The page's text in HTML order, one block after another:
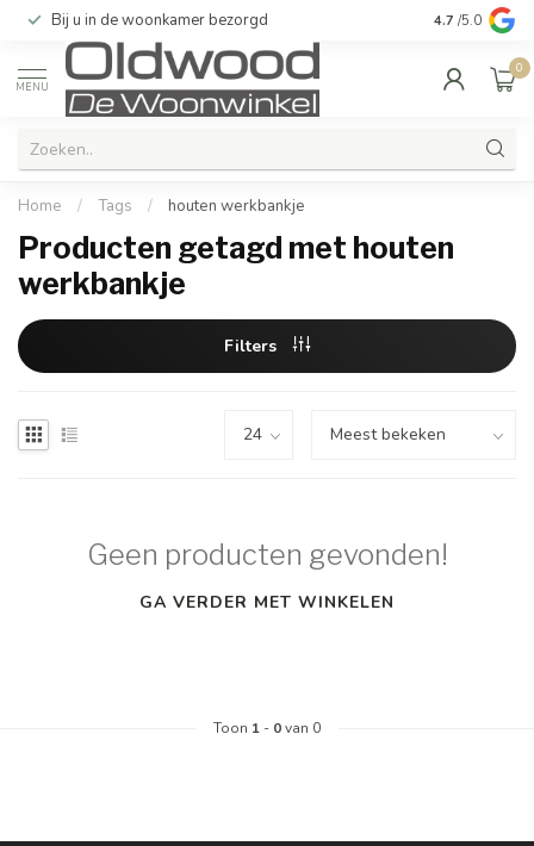
Bij u in de woonkamer bezorgd Kwaliteit &
4.7 /5.0
MENU
0
Home / Tags / houten werkbankje
Producten getagd met houten
werkbankje
Filters
Geen producten gevonden!
GA VERDER MET WINKELEN
Toon 1 - 0van 0